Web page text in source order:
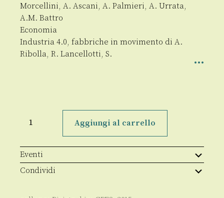
Morcellini, A. Ascani, A. Palmieri, A. Urrata,
A.M. Battro
Economia
Industria 4.0, fabbriche in movimento di A.
Ribolla, R. Lancellotti, S.
Anno
109
-
12.2015
quantità
Aggiungi al carrello
Eventi
Condividi